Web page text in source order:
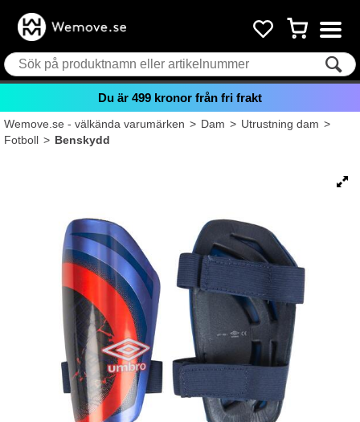
Du är 499 kronor från fri frakt
Wemove.se - välkända varumärken>Dam>Utrustning dam>
Fotboll>Benskydd